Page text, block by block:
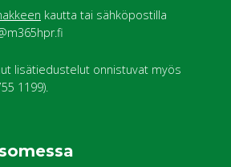
kautta tai sähköpostilla
lisätiedustelut onnistuvat myös
1199).